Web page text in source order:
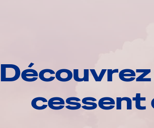
cessent